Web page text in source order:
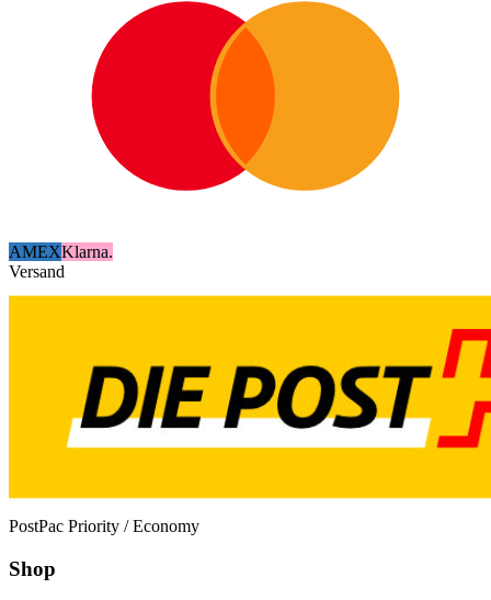
AMEXKlarna.
Versand
PostPac Priority / Economy
Shop